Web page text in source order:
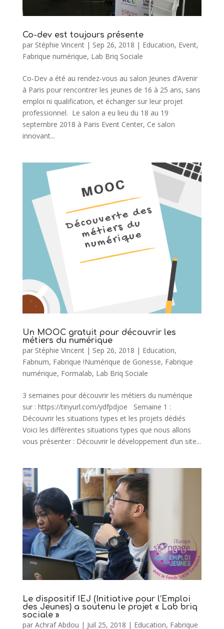
Co-dev est toujours présente
par Stéphie Vincent| Sep 26, 2018 | Education, Event,
Fabrique numérique, Lab Briq Sociale
Co-Dev a été au rendez-vous au salon Jeunes d’Avenir
à Paris pour rencontrer les jeunes de 16 à 25 ans, sans
emploi ni qualification, et échanger sur leur projet
professionnel. Le salon a eu lieu du 18 au 19
septembre 2018 à Paris Event Center, Ce salon
innovant...
Un MOOC gratuit pour découvrir les
métiers du numérique
par Stéphie Vincent| Sep 26, 2018 | Education,
Fabnum, Fabrique !Numérique de Gonesse, Fabrique
numérique, Formalab, Lab Briq Sociale
3 semaines pour découvrir les métiers du numérique
sur : https://tinyurl.com/ydfpdjoe Semaine 1 :
Découvrir les situations types et les projets dédiés
Voici les différentes situations types que nous allons
vous présenter : Découvrir le développement d’un site...
Le dispositif IEJ (Initiative pour l’Emploi
des Jeunes) a soutenu le projet « Lab briq
sociale »
par Achraf Abdou | Juil 25, 2018 | Education, Fabrique